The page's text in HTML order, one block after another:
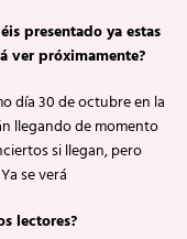
presentado ya estas
ver próximamente?
día 30 de octubre en la
llegando de momento
si llegan, pero
se verá
lectores?